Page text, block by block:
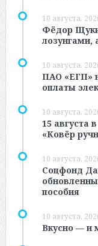
10 августа,
Фёдор
лозунгами,
10 августа,
ПАО «ЕГП»
оплаты
10 августа,
15 августа
«Ковёр
10 августа,
Соцфонд
пособия
10 августа,
Вкусно — и